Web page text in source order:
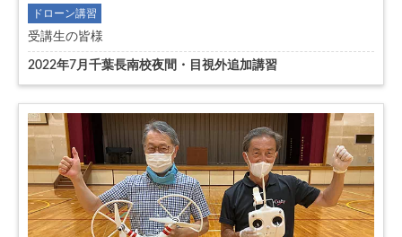
ドローン講習
受講生の皆様
2022年7月千葉長南校夜間・目視外追加講習